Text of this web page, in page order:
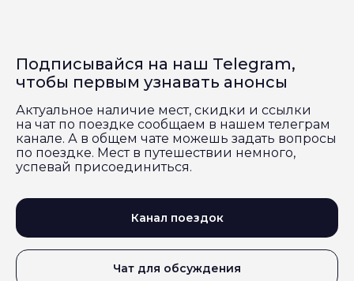
Подписывайся на наш Telegram,
чтобы первым узнавать анонсы
Актуальное наличие мест, скидки и ссылки
на чат по поездке сообщаем в нашем телеграм
канале. А в общем чате можешь задать вопросы
по поездке. Мест в путешествии немного,
успевай присоединиться.
Канал поездок
Чат для обсуждения